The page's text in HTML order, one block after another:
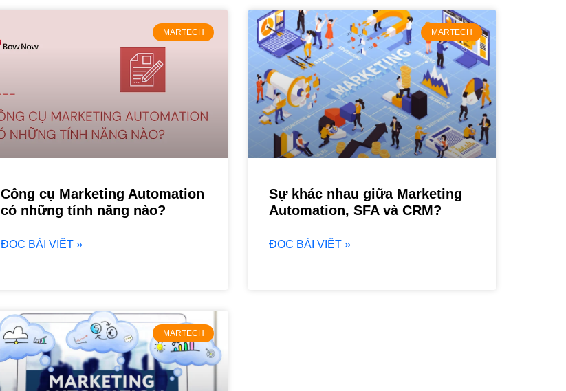
MARTECH
Công cụ Marketing Automation
có những tính năng nào?
ĐỌC BÀI VIẾT »
MARTECH
Sự khác nhau giữa Marketing
Automation, SFA và CRM?
ĐỌC BÀI VIẾT »
MARTECH